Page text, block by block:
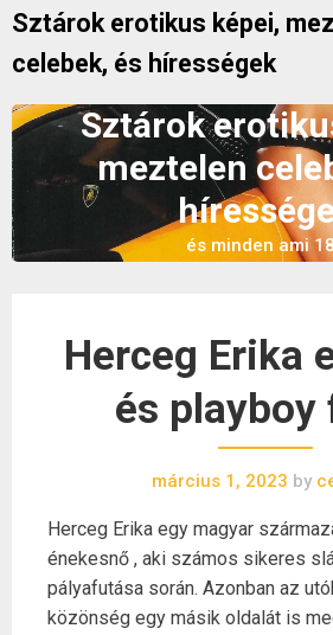
Skip
content
Sztárok erotikus képei,
celebek, és hírességek
Sztárok
meztelen
és minden ami
Herceg Erika
és playboy
március 1, 2023 by
Herceg Erika egy magyar
énekesnő , aki számos sikeres
pályafutása során. Azonban az
közönség egy másik oldalát is